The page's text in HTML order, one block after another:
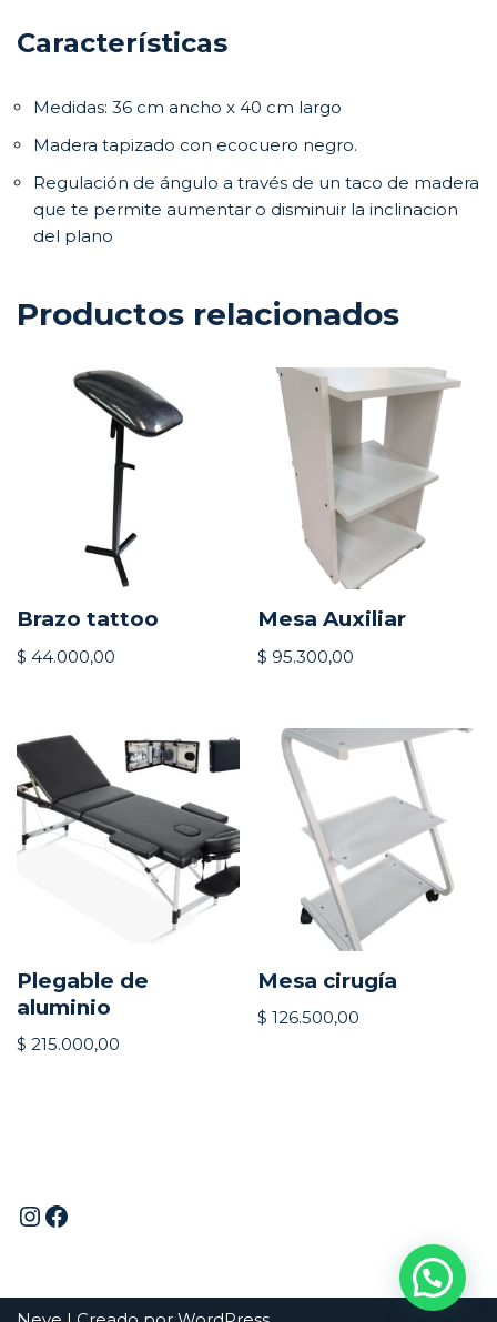
Características
Medidas: 36 cm ancho x 40 cm largo
Madera tapizado con ecocuero negro.
Regulación de ángulo a través de un taco de madera
que te permite aumentar o disminuir la inclinacion
del plano
Productos relacionados
Brazo tattoo
$ 44.000,00
Mesa Auxiliar
$ 95.300,00
Plegable de
aluminio
$ 215.000,00
Mesa cirugía
$ 126.500,00